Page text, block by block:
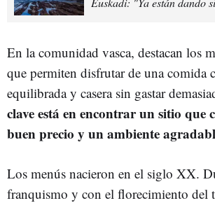
En la comunidad vasca, destacan los
que permiten disfrutar de una comida
equilibrada y casera sin gastar
clave está en encontrar un sitio que
buen precio y un ambiente
Los menús nacieron en el siglo XX.
franquismo y con el florecimiento del